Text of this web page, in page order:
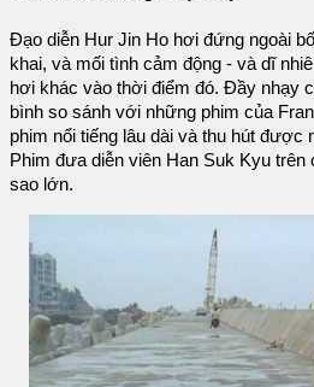
Đạo diễn Hur Jin Ho hơi đứng ngoài
khai, và mối tình cảm động - và dĩ
hơi khác vào thời điểm đó. Đầy nhạy
bình so sánh với những phim của
phim nổi tiếng lâu dài và thu hút
Phim đưa diễn viên Han Suk Kyu
sao lớn.